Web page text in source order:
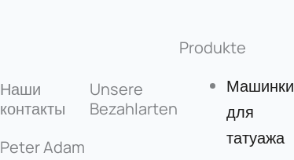
Наши
контакты
Peter Adam
Unsere
Bezahlarten
Produkte
Машинки
для
татуажа